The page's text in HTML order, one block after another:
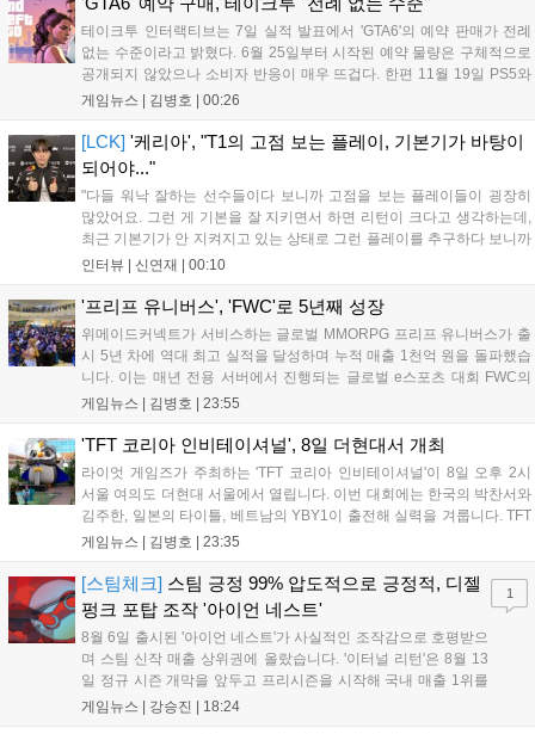
테이크투 인터랙티브는 7일 실적 발표에서 'GTA6'의 예약 판매가 전례
없는 수준이라고 밝혔다. 6월 25일부터 시작된 예약 물량은 구체적으로
공개되지 않았으나 소비자 반응이 매우 뜨겁다. 한편 11월 19일 PS5와
Xbox 시리즈 X|S로 정식 출시될 예정이며, 록스타 게임즈는 한국 시각
Extended Look'을 최초 공개할 계획이다....
게임뉴스 | 김병호 | 00:26
[LCK] '케리아', "T1의 고점 보는 플레이, 기본기가 바탕이
되어야..."
"다들 워낙 잘하는 선수들이다 보니까 고점을 보는 플레이들이 굉장히
많았어요. 그런 게 기본을 잘 지키면서 하면 리턴이 크다고 생각하는데,
최근 기본기가 안 지켜지고 있는 상태로 그런 플레이를 추구하다 보니까
팀적으로 안 좋은 사고가 계속 많이 났던 것 같습니다." T1은 6일 서울 종
인터뷰 | 신연재 | 00:10
'프리프 유니버스', 'FWC'로 5년째 성장
위메이드커넥트가 서비스하는 글로벌 MMORPG 프리프 유니버스가 출
시 5년 차에 역대 최고 실적을 달성하며 누적 매출 1천억 원을 돌파했습
니다. 이는 매년 전용 서버에서 진행되는 글로벌 e스포츠 대회 FWC의
영향이 큽니다. FWC는 이용자가 동일한 조건에서 시즌을 함께 즐기는
대폭 상승하는 성과를 냈습니다. 오는 10월 필리핀 마닐라에서 총상금
이드커넥트는 이를 통해 커뮤니티 중심의 장기 성장 모델을 지속할 방침
입니다....
게임뉴스 | 김병호 | 23:55
'TFT 코리아 인비테이셔널', 8일 더현대서 개최
라이엇 게임즈가 주최하는 'TFT 코리아 인비테이셔널'이 8일 오후 2시
서울 여의도 더현대 서울에서 열립니다. 이번 대회에는 한국의 박찬서와
김주한, 일본의 타이틀, 베트남의 YBY1이 출전해 실력을 겨룹니다. TFT
는 소속팀 없이 개인 자격으로 참가하는 독특한 대회 구조를 가지며, 누
17일까지 이어지는 이번 행사는 신규 세트 체험과 공연 등 다양한 즐길
거리를 제공하며, 이후 현대백화점 판교점에서도 행사가 이어질 예정입
니다. 연말에는 라스베이거스 오픈이 개최됩니다....
게임뉴스 | 김병호 | 23:35
[스팀체크] 스팀 긍정 99% 압도적으로 긍정적, 디젤
펑크 포탑 조작 '아이언 네스트'
8월 6일 출시된 '아이언 네스트'가 사실적인 조작감으로 호평받으
며 스팀 신작 매출 상위권에 올랐습니다. '이터널 리턴'은 8월 13
일 정규 시즌 개막을 앞두고 프리시즌을 시작해 국내 매출 1위를
기록했습니다. 25주년을 맞은 '고스트 리콘' 시리즈는 8월 6일 쇼
게임뉴스 | 강승진 | 18:24
1